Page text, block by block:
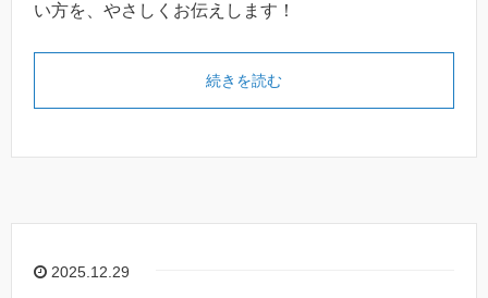
い方を、やさしくお伝えします！
続きを読む
2025.12.29